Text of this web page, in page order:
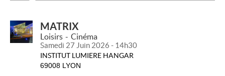
MATRIX
Loisirs Cinéma
Samedi 27 Juin 2026 - 14h30
INSTITUT LUMIERE HANGAR
69008 LYON